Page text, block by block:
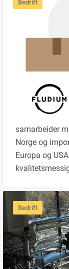
Bedrift
samarbeider
Norge og
Europa og
Bedrift